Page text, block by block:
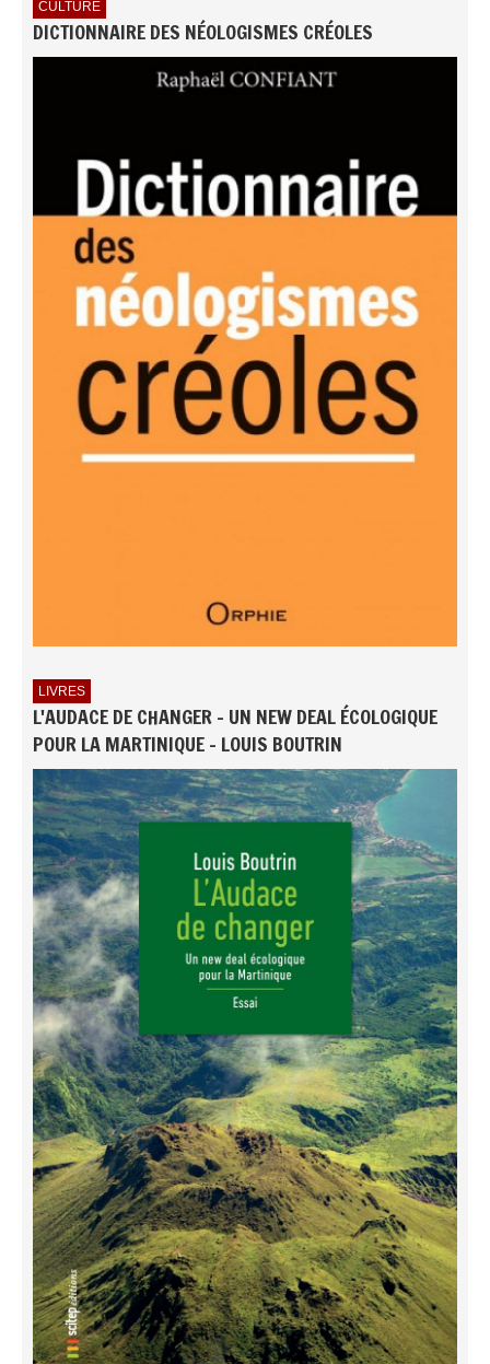
CULTURE
DICTIONNAIRE DES NÉOLOGISMES CRÉOLES
LIVRES
L'AUDACE DE CHANGER - UN NEW DEAL ÉCOLOGIQUE
POUR LA MARTINIQUE - LOUIS BOUTRIN